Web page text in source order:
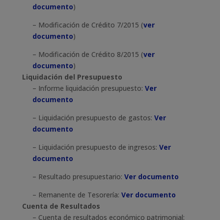
documento)
– Modificación de Crédito 7/2015 (ver
documento)
– Modificación de Crédito 8/2015 (ver
documento)
Liquidación del Presupuesto
– Informe liquidación presupuesto: Ver
documento
– Liquidación presupuesto de gastos: Ver
documento
– Liquidación presupuesto de ingresos: Ver
documento
– Resultado presupuestario: Ver documento
– Remanente de Tesorería: Ver documento
Cuenta de Resultados
– Cuenta de resultados económico patrimonial: